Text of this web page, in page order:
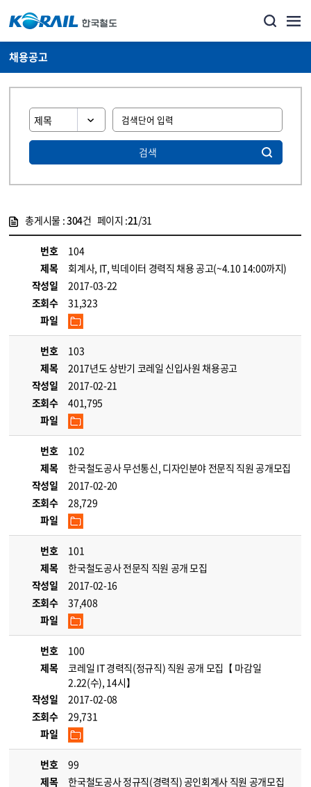
채용공고
검색
총게시물 :304건 페이지 :21/31
번호
104
제목
회계사, IT, 빅데이터 경력직 채용 공고(~4.10 14:00까지)
작성일
2017-03-22
조회수
31,323
파일
번호
103
제목
2017년도 상반기 코레일 신입사원 채용공고
작성일
2017-02-21
조회수
401,795
파일
번호
102
제목
한국철도공사 무선통신, 디자인분야 전문직 직원 공개모집
작성일
2017-02-20
조회수
28,729
파일
번호
101
제목
한국철도공사 전문직 직원 공개 모집
작성일
2017-02-16
조회수
37,408
파일
번호
100
제목
코레일 IT 경력직(정규직) 직원 공개 모집【 마감일
2.22(수), 14시】
작성일
2017-02-08
조회수
29,731
파일
번호
99
제목
한국철도공사 정규직(경력직) 공인회계사 직원 공개모집